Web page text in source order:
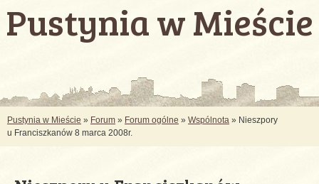
Pustynia w Mieście
Pustynia w Mieście » Forum » Forum ogólne » Wspólnota » Nieszpory
u Franciszkanów 8 marca 2008r.